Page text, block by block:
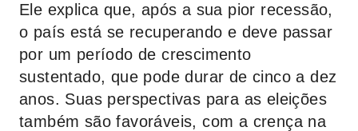
Ele explica que, após a sua pior recessão,
o país está se recuperando e deve passar
por um período de crescimento
sustentado, que pode durar de cinco a dez
anos. Suas perspectivas para as eleições
também são favoráveis, com a crença na